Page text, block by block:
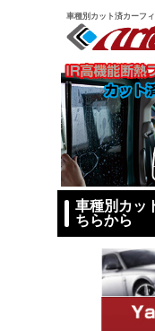
車種別カット済カーフ
車種別カッ
ちらから